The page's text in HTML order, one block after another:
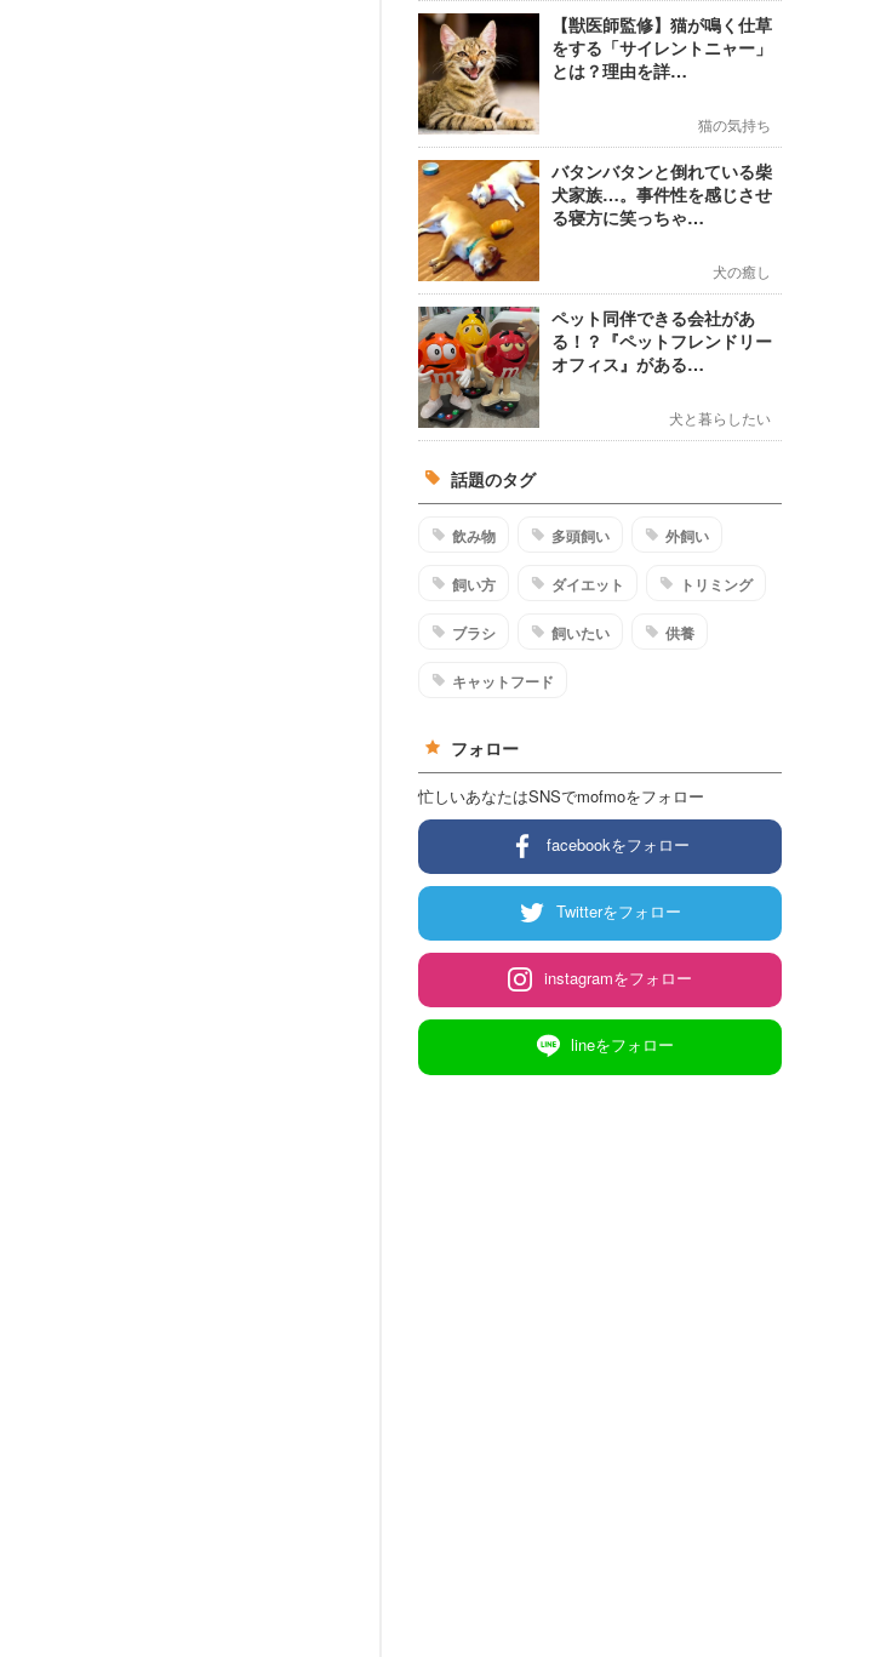
【獣医師監修】猫が鳴く仕草
をする「サイレントニャー」
とは？理由を詳…
猫の気持ち
バタンバタンと倒れている柴
犬家族…。事件性を感じさせ
る寝方に笑っちゃ…
犬の癒し
ペット同伴できる会社があ
る！？『ペットフレンドリー
オフィス』がある…
犬と暮らしたい
話題のタグ
飲み物 多頭飼い 外飼い
飼い方 ダイエット トリミング
ブラシ 飼いたい 供養
キャットフード
フォロー
忙しいあなたはSNSでmofmoをフォロー
facebookをフォロー
Twitterをフォロー
instagramをフォロー
lineをフォロー